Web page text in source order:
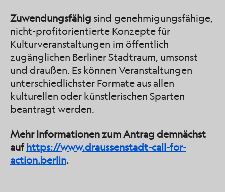
Zuwendungsfähig sind genehmigungsfähige,
nicht-profitorientierte Konzepte für
Kulturveranstaltungen im öffentlich
zugänglichen Berliner Stadtraum, umsonst
und draußen. Es können Veranstaltungen
unterschiedlichster Formate aus allen
kulturellen oder künstlerischen Sparten
beantragt werden.
Mehr Informationen zum Antrag demnächst
auf https://www.draussenstadt-call-for-
action.berlin.